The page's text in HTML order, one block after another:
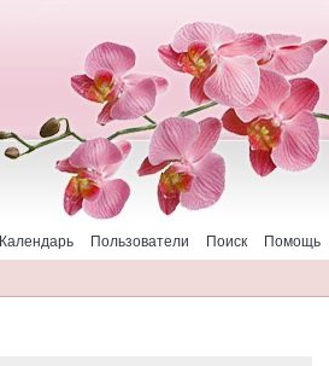
Помощь
Поиск
Пользователи
Календарь